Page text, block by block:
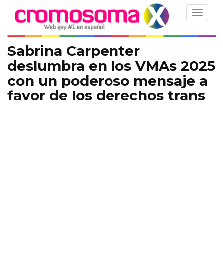
Toggle
Sabrina Carpenter
deslumbra en los VMAs 2025
con un poderoso mensaje a
favor de los derechos trans